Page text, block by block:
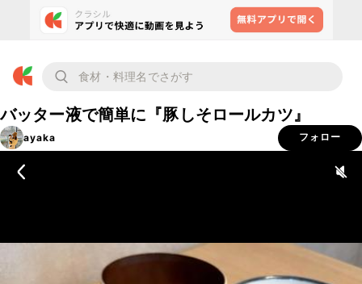
バッター液で簡単に『豚しそロールカツ』
ayaka フォロー